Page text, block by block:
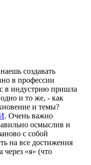
создавать
в профессии
в индустрию пришла
и то же, - как
и темы?
. Очень важно
осмыслив и
с собой
на все достижения
«я» (что